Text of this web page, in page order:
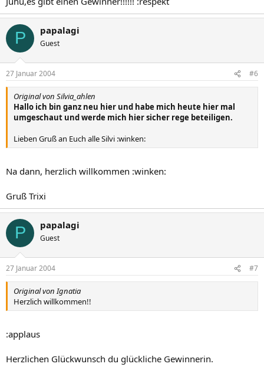
P papalagi
Guest
27 Januar 2004 #6
Original von Silvia_ahlen
Hallo ich bin ganz neu hier und habe mich heute hier mal
umgeschaut und werde mich hier sicher rege beteiligen.
Lieben Gruß an Euch alle Silvi :winken:
Na dann, herzlich willkommen :winken:
Gruß Trixi
P papalagi
Guest
27 Januar 2004 #7
Original von Ignatia
Herzlich willkommen!!
:applaus
Herzlichen Glückwunsch du glückliche Gewinnerin.